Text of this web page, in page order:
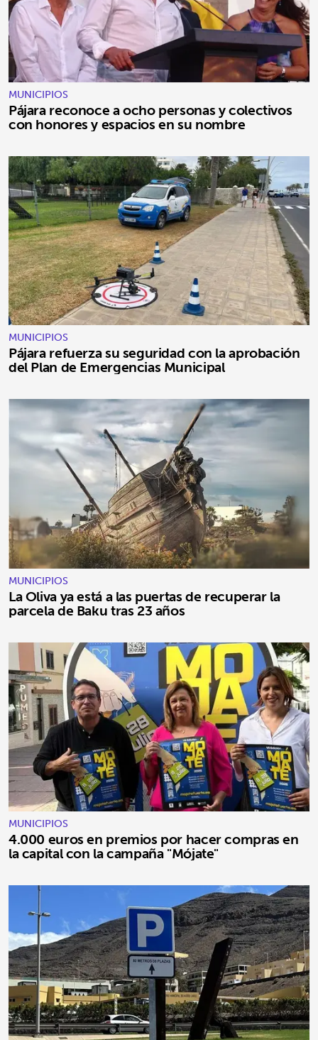
MUNICIPIOS
Pájara reconoce a ocho personas y colectivos
con honores y espacios en su nombre
MUNICIPIOS
Pájara refuerza su seguridad con la aprobación
del Plan de Emergencias Municipal
MUNICIPIOS
La Oliva ya está a las puertas de recuperar la
parcela de Baku tras 23 años
MUNICIPIOS
4.000 euros en premios por hacer compras en
la capital con la campaña "Mójate"